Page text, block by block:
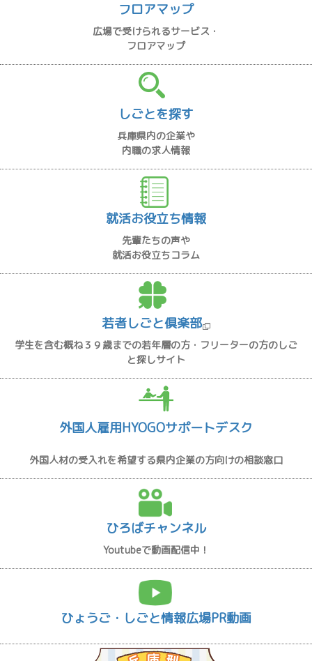
フロアマップ
広場で受けられるサービス・
フロアマップ
しごとを探す
兵庫県内の企業や
内職の求人情報
就活お役立ち情報
先輩たちの声や
就活お役立ちコラム
若者しごと倶楽部
学生を含む概ね３９歳までの若年層の方・フリーターの方のしご
と探しサイト
外国人雇用HYOGOサポートデスク
外国人材の受入れを希望する県内企業の方向けの相談窓口
ひろばチャンネル
Youtubeで動画配信中！
ひょうご・しごと情報広場PR動画